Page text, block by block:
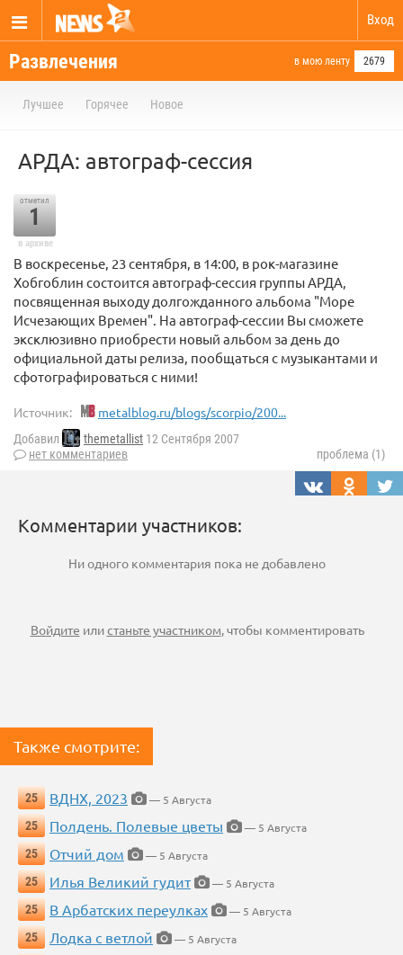
Вход
Развлечения в мою ленту 2679
Лучшее Горячее Новое
АРДА: автограф-сессия
отметил
1
в архиве
В воскресенье, 23 сентября, в 14:00, в рок-магазине
Хобгоблин состоится автограф-сессия группы АРДА,
посвященная выходу долгожданного альбома "Море
Исчезающих Времен". На автограф-сессии Вы сможете
эксклюзивно приобрести новый альбом за день до
официальной даты релиза, пообщаться с музыкантами и
сфотографироваться с ними!
Источник: metalblog.ru/blogs/scorpio/200...
Добавил themetallist 12 Сентября 2007
нет комментариев
проблема (1)
Комментарии участников:
Ни одного комментария пока не добавлено
Войдите илистаньте участником, чтобы комментировать
Также смотрите:
25 ВДНХ, 2023
— 5 Августа
25
Полдень. Полевые цветы
— 5 Августа
25
Отчий дом
— 5 Августа
25
Илья Великий гудит
— 5 Августа
25
В Арбатских переулках
— 5 Августа
25
Лодка с ветлой
— 5 Августа